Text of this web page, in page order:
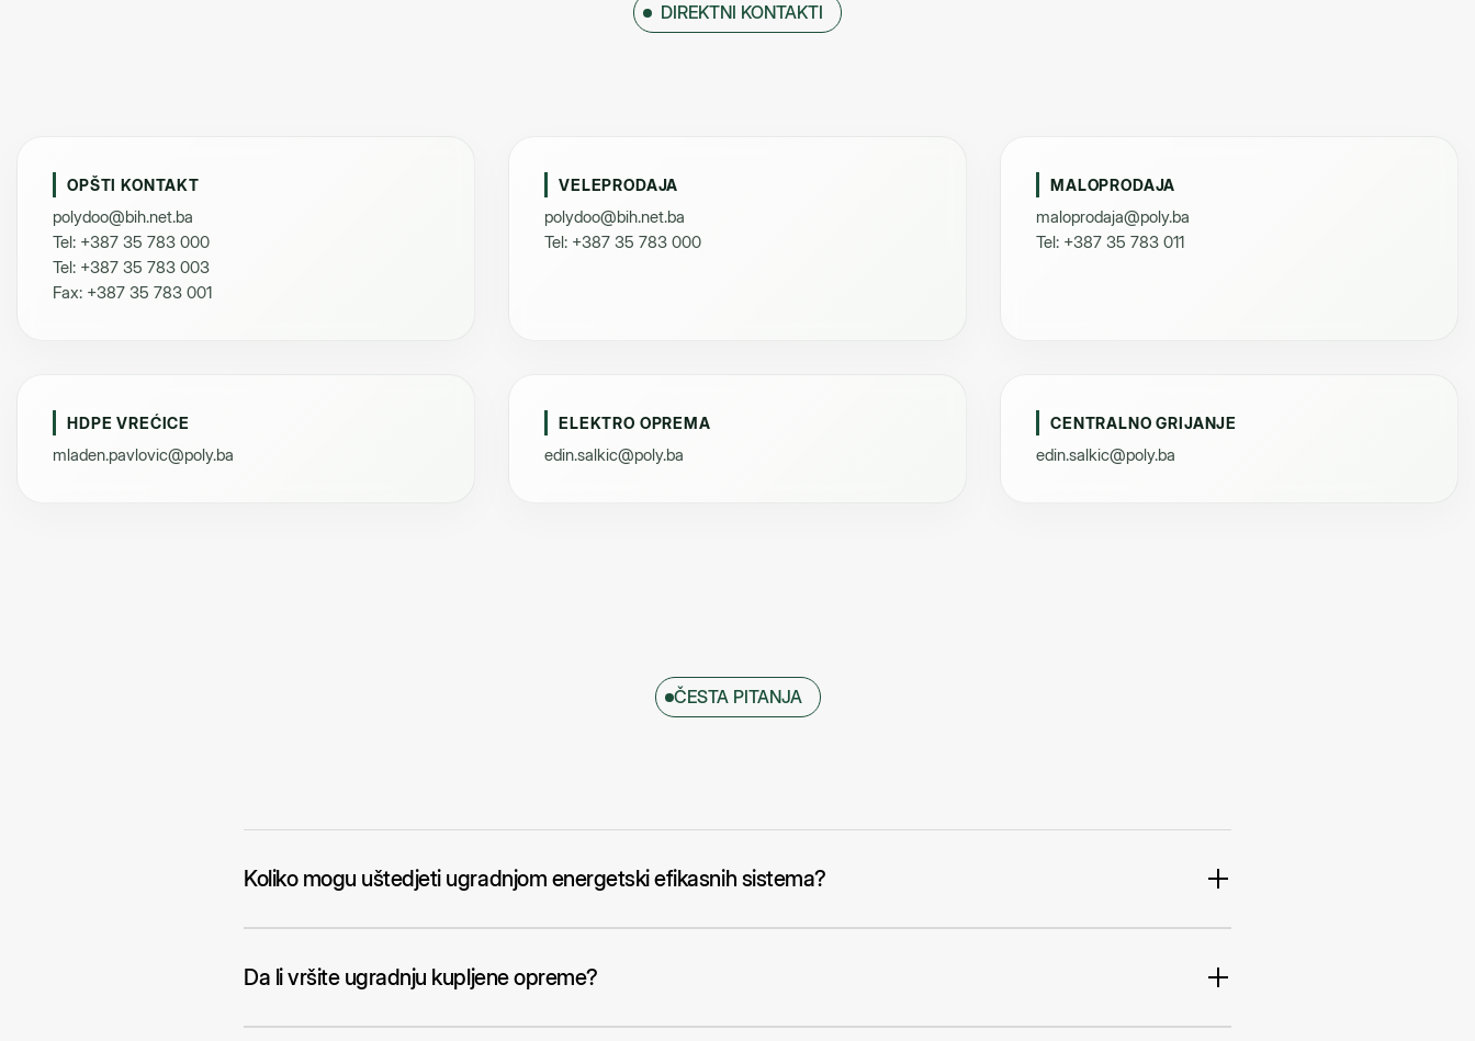
DIREKTNI KONTAKTI
OPŠTI KONTAKT
polydoo@bih.net.ba
Tel: +387 35 783 000
Tel: +387 35 783 003
Fax: +387 35 783 001
VELEPRODAJA
polydoo@bih.net.ba
Tel: +387 35 783 000
MALOPRODAJA
maloprodaja@poly.ba
Tel: +387 35 783 011
HDPE VREĆICE
mladen.pavlovic@poly.ba
ELEKTRO OPREMA
edin.salkic@poly.ba
CENTRALNO GRIJANJE
edin.salkic@poly.ba
ČESTA PITANJA
Koliko mogu uštedjeti ugradnjom energetski efikasnih sistema?
Da li vršite ugradnju kupljene opreme?